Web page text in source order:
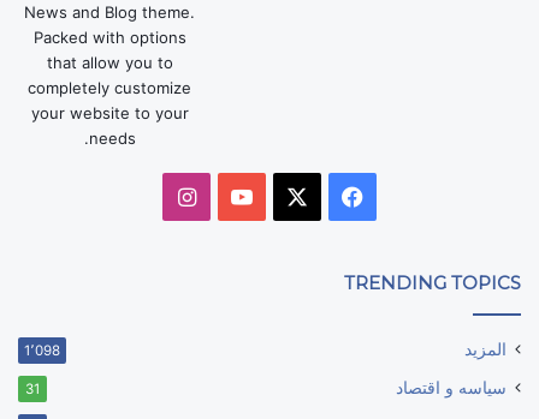
News and Blog theme.
Packed with options
that allow you to
completely customize
your website to your
needs.
فيسبوك ‫YouTubeانستقرام
TRENDING TOPICS
المزيد 1٬098
سياسه و اقتصاد 31